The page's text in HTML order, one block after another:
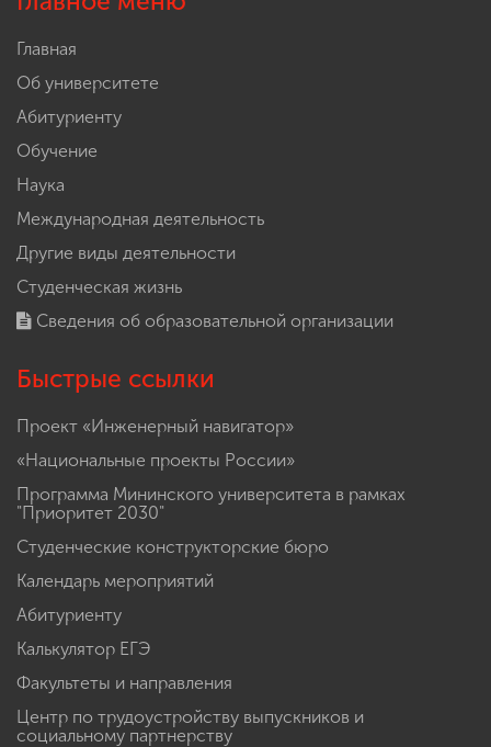
Главная
Об университете
Абитуриенту
Обучение
Наука
Международная деятельность
Другие виды деятельности
Студенческая жизнь
Сведения об образовательной организации
Быстрые ссылки
Проект «Инженерный навигатор»
«Национальные проекты России»
Программа Мининского университета в рамках
"Приоритет 2030"
Студенческие конструкторские бюро
Календарь мероприятий
Абитуриенту
Калькулятор ЕГЭ
Факультеты и направления
Центр по трудоустройству выпускников и
социальному партнерству